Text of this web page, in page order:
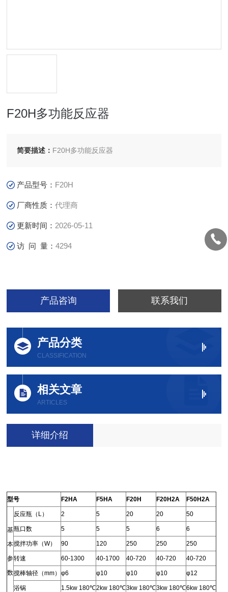
F20H多功能反应器
简要描述： F20H多功能反应器
产品型号： F20H
厂商性质：代理商
更新时间： 2026-05-11
访 问 量：4294
产品咨询 联系我们
产品分类
CLASSIFICATION
相关文章
ARTICLES
详细介绍
型号 F2HA F5HA F20H F20H2A F50H2A
基
本
参
数
反应瓶（L） 2 5 20 20 50
瓶口数 5 5 5 6 6
搅拌功率（W） 90 120 250 250 250
转速 60-1300 40-1700 40-720 40-720 40-720
搅棒轴径（mm） φ6 φ10 φ10 φ10 φ12
浴锅 1.5kw 180℃2kw 180℃3kw 180℃3kw 180℃6kw 180℃